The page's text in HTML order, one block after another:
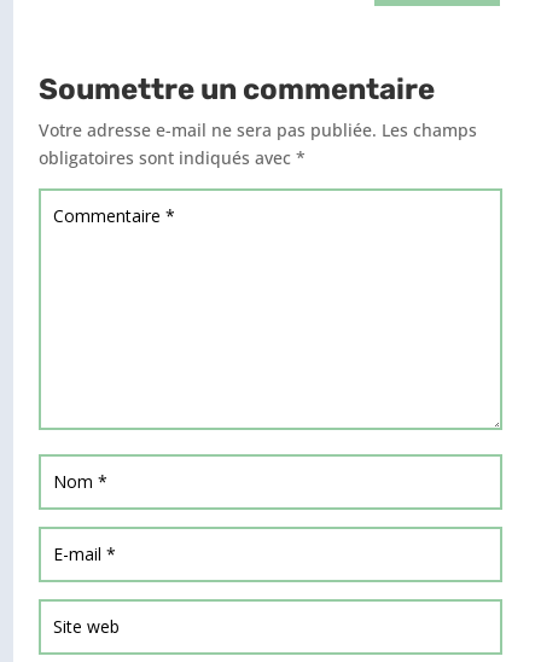
Soumettre un commentaire
Votre adresse e-mail ne sera pas publiée. Les champs
obligatoires sont indiqués avec*